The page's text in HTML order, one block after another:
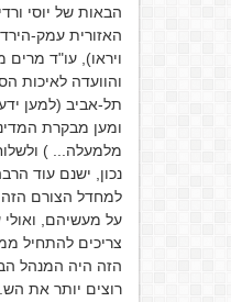
הבאות של יוסי
האזורית עמק-
ויראו), עו"ד מרים
והוועדה לאיכות
תל-אביב (למען
ומען מבקרת
מלמעלה... )
נכון, ישנם עוד
למחדל הצורם הזה
על מעשיהם, ואולי
צריכים להתחיל
הזה היה המנהל
רוצים יותר את